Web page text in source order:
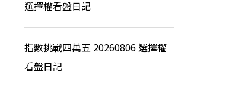
選擇權看盤日記
指數挑戰四萬五 20260806 選擇權
看盤日記